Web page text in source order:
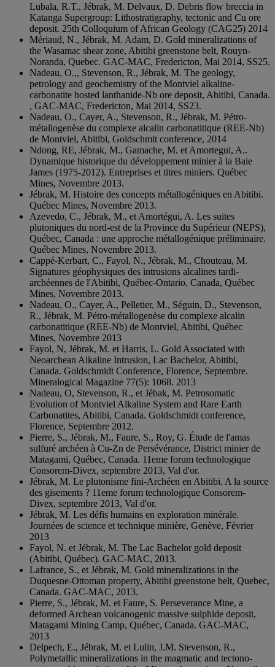
Lubala, R.T., Jébrak, M. Delvaux, D. Debris flow breccia in
Katanga Supergroup: Lithostratigraphy, tectonic and Cu ore
deposit. 25th Colloquium of African Geology (CAG25) 2014
Mériaud, N., Jébrak, M. Adam, D. Gold mineralizations of
the Wasamac shear zone, Abitibi greenstone belt, Rouyn-
Noranda, Quebec. GAC-MAC, Fredericton, Mai 2014, SS25.
Nadeau, O.,, Stevenson, R., Jébrak, M. The geology,
petrology and geochemistry of the Montviel alkaline-
carbonatite hosted lanthanide-Nb ore deposit, Abitibi, Canada.
, GAC-MAC, Fredericton, Mai 2014, SS23.
Nadeau, O., Cayer, A., Stevenson, R., Jébrak, M. Pétro-
métallogenèse du complexe alcalin carbonatitique (REE-Nb)
de Montviel, Abitibi, Goldschmit conference, 2014
Ndong, RE, Jébrak, M., Gamache, M. et Amortegui, A..
Dynamique historique du développement minier à la Baie
James (1975-2012). Entreprises et titres miniers. Québec
Mines, Novembre 2013.
Jébrak, M. Histoire des concepts métallogéniques en Abitibi.
Québec Mines, Novembre 2013.
Azevedo, C., Jébrak, M., et Amortégui, A. Les suites
plutoniques du nord-est de la Province du Supérieur (NEPS),
Québec, Canada : une approche métallogénique préliminaire.
Québec Mines, Novembre 2013.
Cappé-Kerbart, C., Fayol, N., Jébrak, M., Chouteau, M.
Signatures géophysiques des intrusions alcalines tardi-
archéennes de l'Abitibi, Québec-Ontario, Canada, Québec
Mines, Novembre 2013.
Nadeau, O., Cayer, A., Pelletier, M., Séguin, D., Stevenson,
R., Jébrak, M. Pétro-métallogenèse du complexe alcalin
carbonatitique (REE-Nb) de Montviel, Abitibi, Québec
Mines, Novembre 2013
Fayol, N, Jébrak, M. et Harris, L. Gold Associated with
Neoarchean Alkaline Intrusion, Lac Bachelor, Abitibi,
Canada. Goldschmidt Conference, Florence, Septembre.
Mineralogical Magazine 77(5): 1068. 2013
Nadeau, O, Stevenson, R., et Jébak, M. Petrosomatic
Evolution of Montviel Alkaline System and Rare Earth
Carbonatites, Abitibi, Canada. Goldschmidt conference,
Florence, Septembre 2012.
Pierre, S., Jébrak, M., Faure, S., Roy, G. Étude de l'amas
sulfuré archéen à Cu-Zn de Persévérance, District minier de
Matagami, Québec, Canada. 11eme forum technologique
Consorem-Divex, septembre 2013, Val d'or.
Jébrak, M. Le plutonisme fini-Archéen en Abitibi. A la source
des gisements ? 11eme forum technologique Consorem-
Divex, septembre 2013, Val d'or.
Jébrak, M. Les défis humains en exploration minérale.
Journées de science et technique minière, Genève, Février
2013
Fayol, N. et Jébrak, M. The Lac Bachelor gold deposit
(Abitibi, Québec). GAC-MAC, 2013.
Lafrance, S., et Jébrak, M. Gold mineralizations in the
Duquesne-Ottoman property, Abitibi greenstone belt, Quebec,
Canada. GAC-MAC, 2013.
Pierre, S., Jébrak, M. et Faure, S. Perseverance Mine, a
deformed Archean volcanogenic massive sulphide deposit,
Matagami Mining Camp, Québec, Canada. GAC-MAC,
2013
Delpech, E., Jébrak, M. et Lulin, J.M. Stevenson, R.,
Polymetallic mineralizations in the magmatic and tectono-